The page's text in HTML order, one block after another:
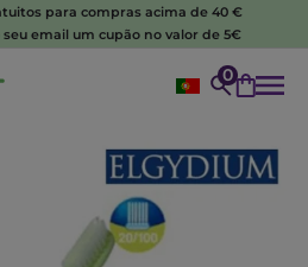
para compras acima de 40 €
email um cupão no valor de 5€
0